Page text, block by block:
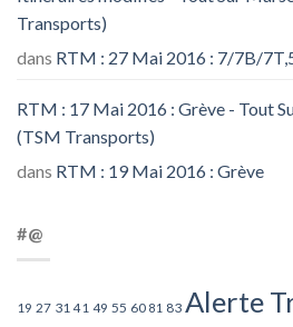
Transports)
dans RTM : 27 Mai 2016 : 7/7B/
RTM : 17 Mai 2016 : Grève - Tout
(TSM Transports)
dans RTM : 19 Mai 2016 : Grève
#@
19 27 31 41 49 55 60 81 83 Alerte